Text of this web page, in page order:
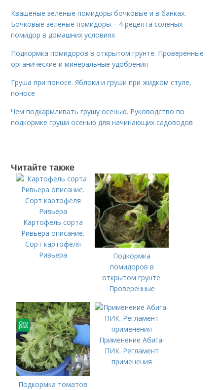
Квашеные зеленые помидоры бочковые и в банках.
Бочковые зеленые помидоры – 4 рецепта соленых
помидор в домашних условиях
Подкормка помидоров в открытом грунте. Проверенные
органические и минеральные удобрения
Груша при поносе. Яблоки и груши при жидком стуле,
поносе
Чем подкармливать грушу осенью. Руководство по
подкормке груши осенью для начинающих садоводов
Читайте также
Картофель сорта
Ривьера описание.
Сорт картофеля
Ривьера
Подкормка
помидоров в
открытом грунте.
Проверенные
минеральные
удобрения
Подкормка томатов
Применение Абига-
ПИК. Регламент
применения